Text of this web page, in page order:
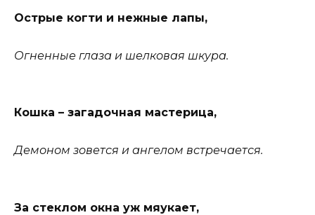
Острые когти и нежные лапы,
Огненные глаза и шелковая шкура.
Кошка – загадочная мастерица,
Демоном зовется и ангелом встречается.
За стеклом окна уж мяукает,